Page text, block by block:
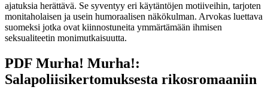
ajatuksia herättävä. Se syventyy eri käytäntöjen motiiveihin, tarjoten
monitaholaisen ja usein humoraalisen näkökulman. Arvokas luettava
suomeksi jotka ovat kiinnostuneita ymmärtämään ihmisen
seksualiteetin monimutkaisuutta.
PDF Murha! Murha!:
Salapoliisikertomuksesta rikosromaaniin